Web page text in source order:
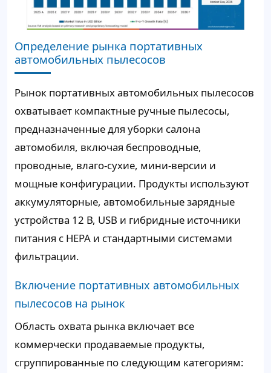
Определение рынка портативных
автомобильных пылесосов
Рынок портативных автомобильных пылесосов
охватывает компактные ручные пылесосы,
предназначенные для уборки салона
автомобиля, включая беспроводные,
проводные, влаго-сухие, мини-версии и
мощные конфигурации. Продукты используют
аккумуляторные, автомобильные зарядные
устройства 12 В, USB и гибридные источники
питания с HEPA и стандартными системами
фильтрации.
Включение портативных автомобильных
пылесосов на рынок
Область охвата рынка включает все
коммерчески продаваемые продукты,
сгруппированные по следующим категориям: